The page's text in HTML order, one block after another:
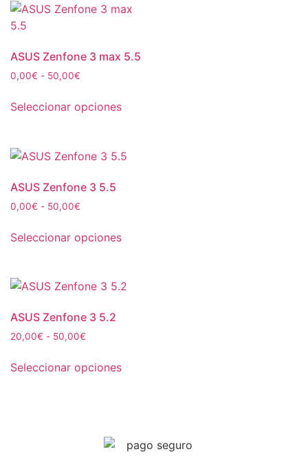
ASUS Zenfone 3 max 5.5
0,00€ - 50,00€
Seleccionar opciones
ASUS Zenfone 3 5.5
0,00€ - 50,00€
Seleccionar opciones
ASUS Zenfone 3 5.2
20,00€ - 50,00€
Seleccionar opciones